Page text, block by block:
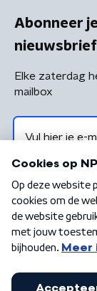
Abonneer
nieuwsbrief
Elke zaterdag
mailbox
Algemene